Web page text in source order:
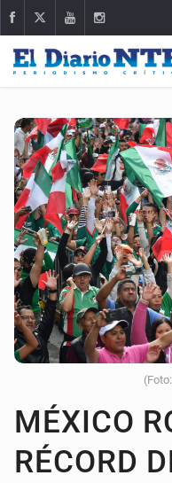
MÉXICO
RÉCORD